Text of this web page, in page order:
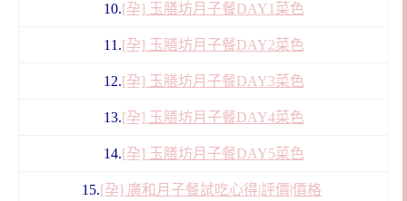
10.[孕] 玉膳坊月子餐DAY1菜色
11.[孕] 玉膳坊月子餐DAY2菜色
12.[孕] 玉膳坊月子餐DAY3菜色
13.[孕] 玉膳坊月子餐DAY4菜色
14.[孕] 玉膳坊月子餐DAY5菜色
15.[孕] 廣和月子餐試吃心得|評價|價格